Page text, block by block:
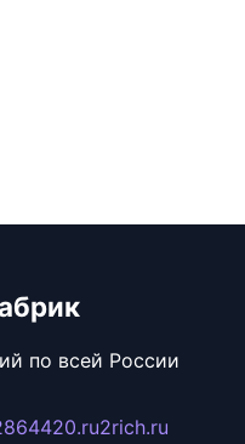
по всей России
2rich.ru